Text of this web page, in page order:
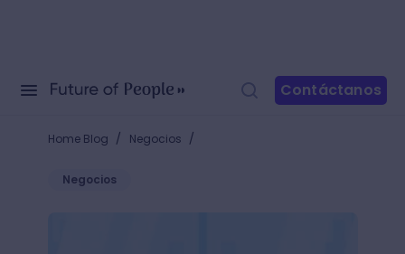
Contáctanos
Home Blog / Negocios /
Negocios